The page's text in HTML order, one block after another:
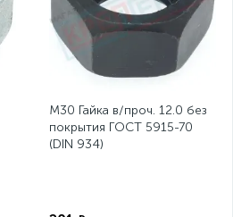
М30 Гайка в/проч. 12.0 без
покрытия ГОСТ 5915-70
(DIN 934)